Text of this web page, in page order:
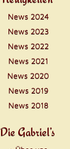
News 2024
News 2023
News 2022
News 2021
News 2020
News 2019
News 2018
Die Gabriel’s